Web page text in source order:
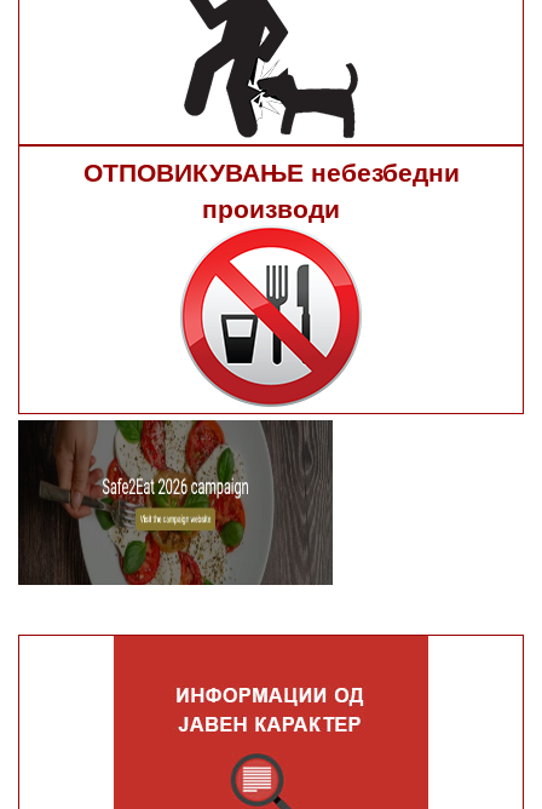
ОТПОВИКУВАЊЕ небезбедни
производи